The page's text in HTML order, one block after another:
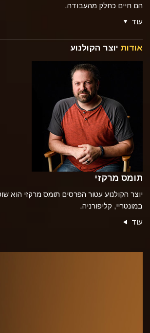
הם חיים כחלק מהעבודה.
עוד
אודות יוצר הקולנוע
תומס מרקזי
יוצר הקולנוע עטור הפרסים תומס מרקזי הוא
במונטריי, קליפורניה.
עוד